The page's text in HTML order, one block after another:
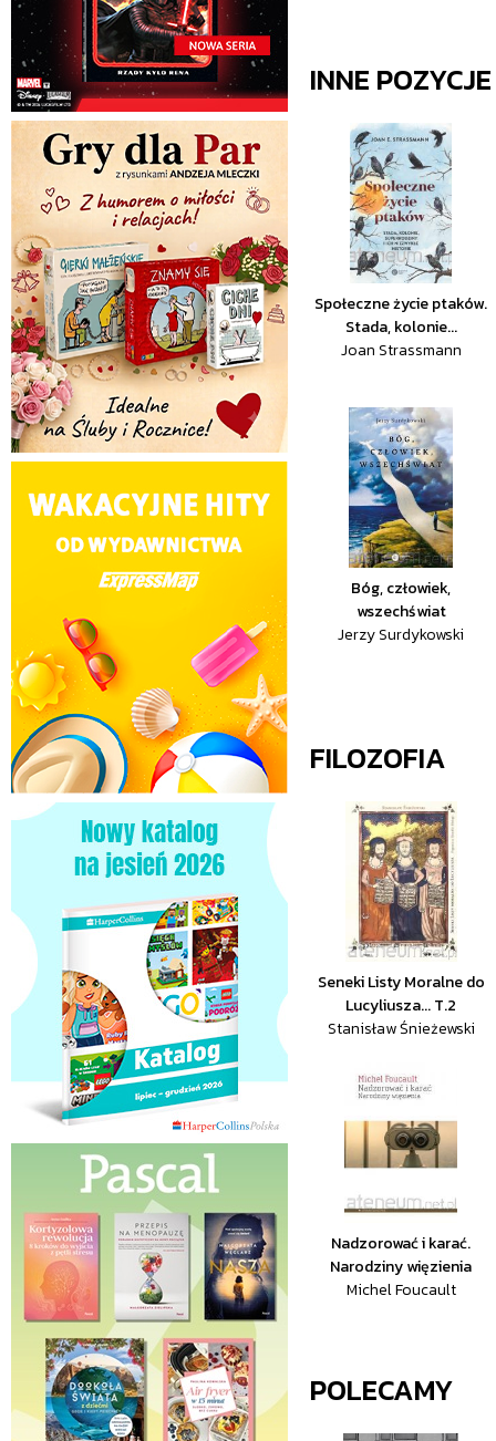
INNE
Społeczne życie ptaków.
Stada, kolonie...
Joan Strassmann
Bóg, człowiek,
wszechświat
Jerzy Surdykowski
FILOZOFIA
Seneki Listy Moralne do
Lucyliusza... T.2
Stanisław Śnieżewski
Nadzorować i karać.
Narodziny więzienia
Michel Foucault
POLECAMY